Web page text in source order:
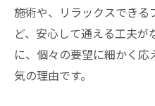
心と体に響くエ
美しさを磨く浅草橋
浅草橋のエステ
ダイエットに役
施術や、リラックスでき
ど、安心して通える工夫が
に、個々の要望に細かく
気の理由です。